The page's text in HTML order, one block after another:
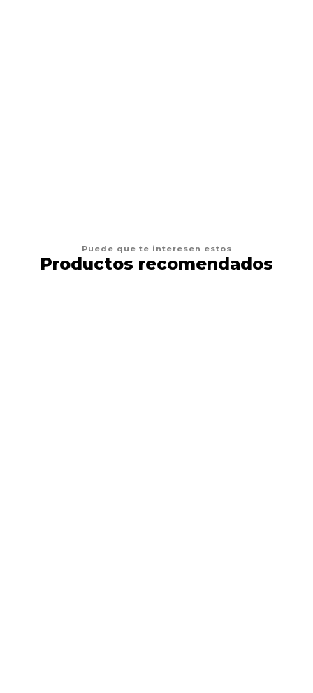
Puede que te interesen estos
Productos recomendados